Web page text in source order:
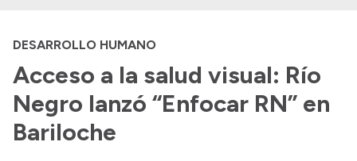
Autoridades
Alumnos
Docentes y Capacitadores
Delegaciones
DESARROLLO HUMANO
Acceso a la salud visual: Río
Negro lanzó “Enfocar RN” en
Bariloche